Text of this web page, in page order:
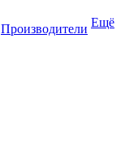
Производители Ещё